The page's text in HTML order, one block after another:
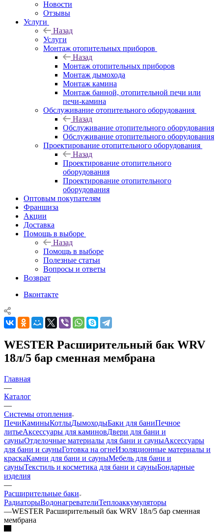
Новости
Отзывы
Услуги
Назад
Услуги
Монтаж отопительных приборов
Назад
Монтаж отопительных приборов
Монтаж дымохода
Монтаж камина
Монтаж банной, отопительной печи или
печи-камина
Обслуживание отопительного оборудования
Назад
Обслуживание отопительного оборудования
Обслуживание отопительного оборудования
Проектирование отопительного оборудования
Назад
Проектирование отопительного
оборудования
Проектирование отопительного
оборудования
Оптовым покупателям
Франшиза
Акции
Доставка
Помощь в выборе
Назад
Помощь в выборе
Полезные статьи
Вопросы и ответы
Возврат
Вконтакте
WESTER Расширительный бак WRV
18л/5 бар сменная мембрана
Главная
—
Каталог
—
Системы отопления
ПечиКаминыКотлыДымоходыБаки для баниПечное
литьеАксессуары для каминовДвери для бани и
сауныОтделочные материалы для бани и сауныАксессуары
для бани и сауныГотовка на огнеИзоляционные материалы и
краскаКамни для бани и сауныМебель для бани и
сауныТекстиль и косметика для бани и сауныБондарные
изделия
—
Расширительные баки
РадиаторыВодонагревателиТеплоаккумуляторы
—WESTER Расширительный бак WRV 18л/5 бар сменная
мембрана